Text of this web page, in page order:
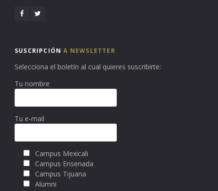
SUSCRIPCIÓNA NEWSLETTER
Selecciona el boletín al cual quieres suscribirte:
Tu nombre
Tu e-mail
Campus Mexicali
Campus Ensenada
Campus Tijuana
Alumni